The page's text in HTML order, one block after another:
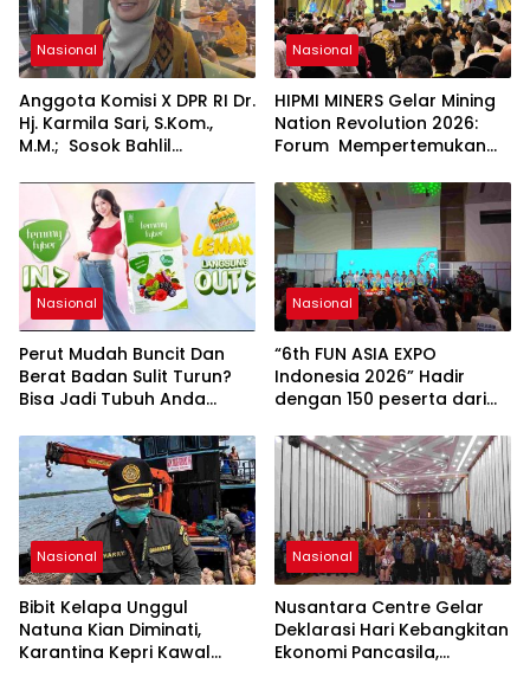
Nasional
Anggota Komisi X DPR RI Dr.
Hj. Karmila Sari, S.Kom.,
M.M.; Sosok Bahlil
Sumber Inspirasi bagi
Generasi Muda, Pelaku
Usaha, Pemerintah,
maupun Pemangku
Kepentingan lainnya untuk
bersama-sama
Memberikan Kontribusi
bagi Pembangunan
Nasional.
Nasional
HIPMI MINERS Gelar Mining
Nation Revolution 2026:
Forum Mempertemukan
Investor, Akademisi, dan
Pengusaha dalam
Mendukung Percepatan
Hilirisasi Nasional.
Nasional
Perut Mudah Buncit Dan
Berat Badan Sulit Turun?
Bisa Jadi Tubuh Anda
Nasional
“6th FUN ASIA EXPO
Indonesia 2026” Hadir
dengan 150 peserta dari
Industri Taman Rekreasi
dan Ekosistem Pariwisata
di Tanah Air
Nasional
Bibit Kelapa Unggul
Natuna Kian Diminati,
Karantina Kepri Kawal
Nasional
Nusantara Centre Gelar
Deklarasi Hari Kebangkitan
Ekonomi Pancasila,